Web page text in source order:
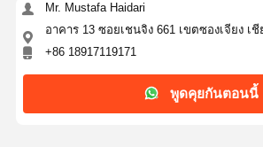
Mr. Mustafa Haidari
อาคาร 13 ซอยเชนจิง 661 เขตซองเจียง เ
+86 18917119171
พูดคุยกันตอนนี้